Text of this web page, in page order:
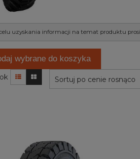
uzyskania informacji na temat produktu
wybrane do koszyka
Sortuj po cenie rosnąco